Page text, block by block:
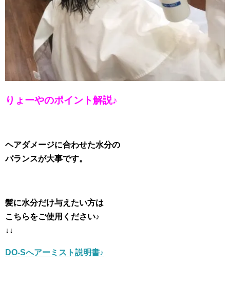
りょーやのポイント解説♪
ヘアダメージに合わせた水分の
バランスが大事です。
髪に水分だけ与えたい方は
こちらをご使用ください♪
↓↓
DO-Sへアーミスト説明書♪